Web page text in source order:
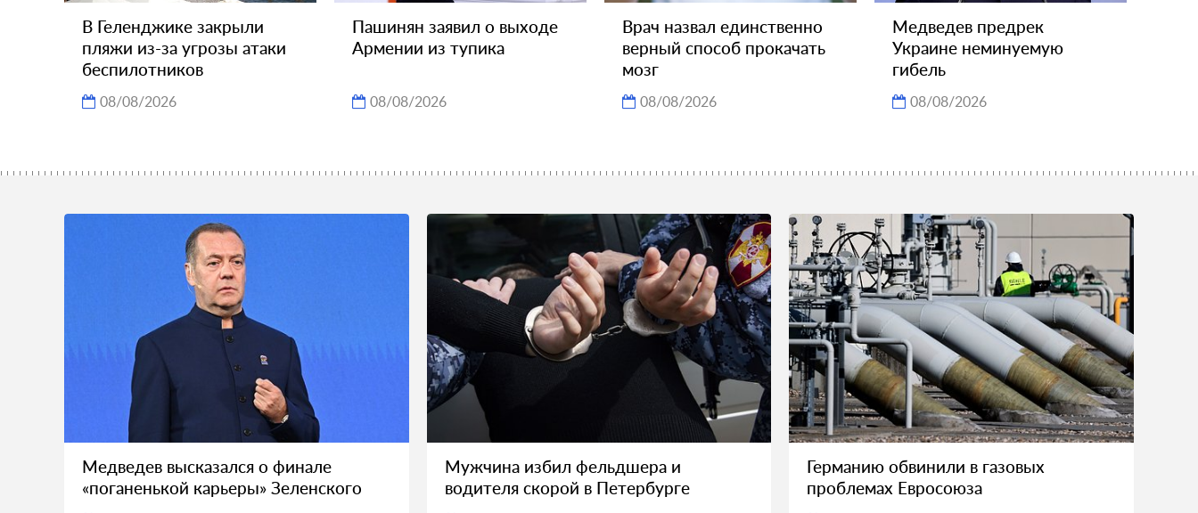
В Геленджике закрыли
пляжи из-за угрозы атаки
беспилотников
08/08/2026
Пашинян заявил о выходе
Армении из тупика
08/08/2026
Врач назвал единственно
верный способ прокачать
мозг
08/08/2026
Медведев предрек
Украине неминуемую
гибель
08/08/2026
Медведев высказался о финале
«поганенькой карьеры» Зеленского
Мужчина избил фельдшера и
водителя скорой в Петербурге
Германию обвинили в газовых
проблемах Евросоюза